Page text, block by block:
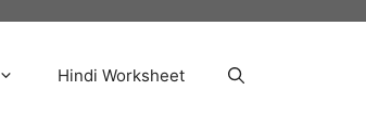
Hindi Worksheet